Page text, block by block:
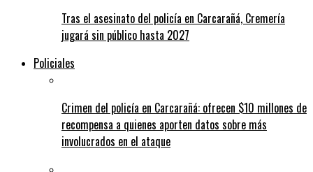
Tras el asesinato del policía en Carcarañá, Cremería
jugará sin público hasta 2027
Policiales
Crimen del policía en Carcarañá: ofrecen $10 millones de
recompensa a quienes aporten datos sobre más
involucrados en el ataque